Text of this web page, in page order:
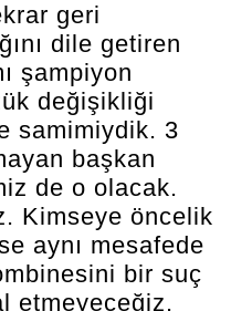
geri
dile getiren
şampiyon
değişikliği
samimiydik. 3
başkan
de o olacak.
Kimseye öncelik
aynı mesafede
bir suç
etmeyeceğiz.